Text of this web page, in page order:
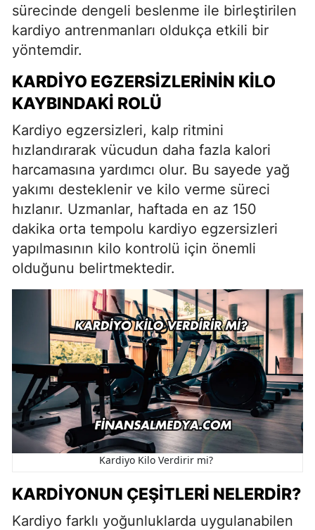
sürecinde dengeli beslenme ile birleştirilen
kardiyo antrenmanları oldukça etkili bir
yöntemdir.
KARDIYO EGZERSIZLERININ KILO
KAYBINDAKI ROLÜ
Kardiyo egzersizleri, kalp ritmini
hızlandırarak vücudun daha fazla kalori
harcamasına yardımcı olur. Bu sayede yağ
yakımı desteklenir ve kilo verme süreci
hızlanır. Uzmanlar, haftada en az 150
dakika orta tempolu kardiyo egzersizleri
yapılmasının kilo kontrolü için önemli
olduğunu belirtmektedir.
Kardiyo Kilo Verdirir mi?
KARDIYONUN ÇEŞITLERI NELERDIR?
Kardiyo farklı yoğunluklarda uygulanabilen